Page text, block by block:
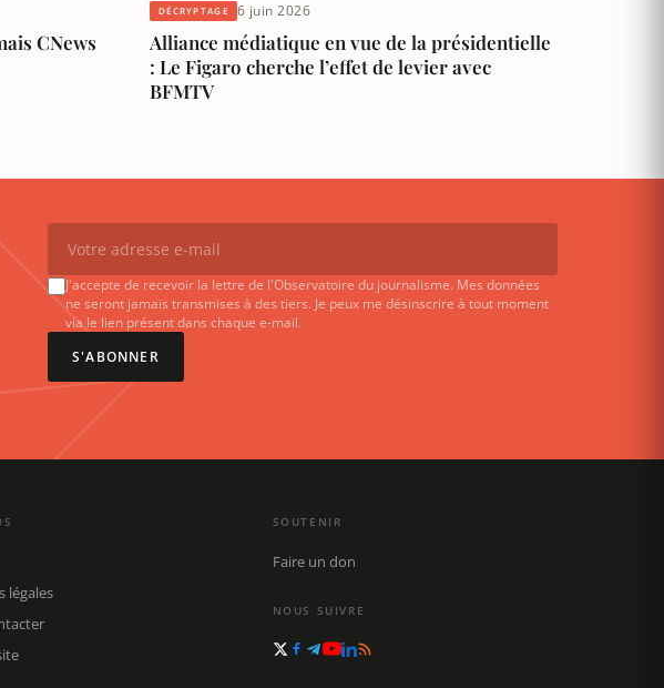
CNews
DÉCRYPTAGE 6 juin 2026
Alliance médiatique en vue de la présidentielle
: Le Figaro cherche l’effet de levier avec
BFMTV
J'accepte de recevoir la lettre de l'Observatoire du journalisme. Mes données
ne seront jamais transmises à des tiers. Je peux me désinscrire à tout moment
via le lien présent dans chaque e-mail.
S'ABONNER
légales
SOUTENIR
Faire un don
NOUS SUIVRE